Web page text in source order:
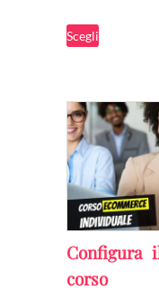
ScegliQuesto
più
Le
opzioni
essere
Configura
corso